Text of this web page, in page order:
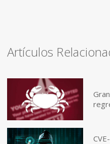
Artículos